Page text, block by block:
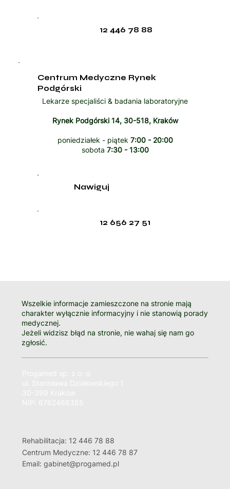
12 446 78 88
Centrum Medyczne Rynek
Podgórski
Lekarze specjaliści & badania laboratoryjne
Rynek Podgórski 14, 30-518, Kraków
poniedziałek - piątek 7:00 - 20:00
sobota 7:30 - 13:00
12 656 27 51
Nawiguj
Wszelkie informacje zamieszczone na stronie mają
charakter wyłącznie informacyjny i nie stanowią porady
medycznej.
Jeżeli widzisz błąd na stronie, nie wahaj się nam go
zgłosić.
Rehabilitacja: 12 446 78 88
Centrum Medyczne: 12 446 78 87
Email: gabinet@progamed.pl